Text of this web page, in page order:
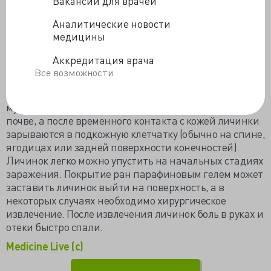
Аналитические новости
медицины
Аккредитация врача
Все возможности
(панель А). После введения местного анестетика
личинки были извлечены хирургическим путем
(панели B и C).
Паразитологическое обследование подтвердило, что
личинки были разновидности Cordylobia
anthropophaga, мухи-тумба. Тумба является
мух откладывают яйца во влажной одежде или в
почве, а после временного контакта с кожей личинки
зарываются в подкожную клетчатку (обычно на спине,
ягодицах или задней поверхности конечностей).
Личинок легко можно упустить на начальных стадиях
заражения. Покрытие ран парафиновым гелем может
заставить личинок выйти на поверхность, а в
некоторых случаях необходимо хирургическое
извлечение. После извлечения личинок боль в руках и
отеки быстро спали.
Medicine Live (c)